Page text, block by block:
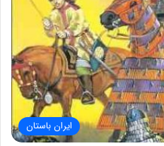
ایران باستان